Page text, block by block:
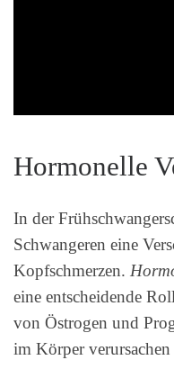
Hormonelle
In der
Schwangeren eine
Kopfschmerzen.
eine entscheidende
von Östrogen und
im Körper